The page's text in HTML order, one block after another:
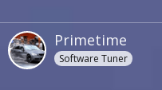
Primetime
Software Tuner